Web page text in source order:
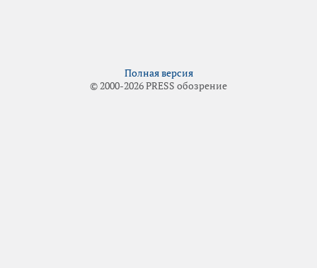
Полная версия
© 2000-2026 PRESS обозрение